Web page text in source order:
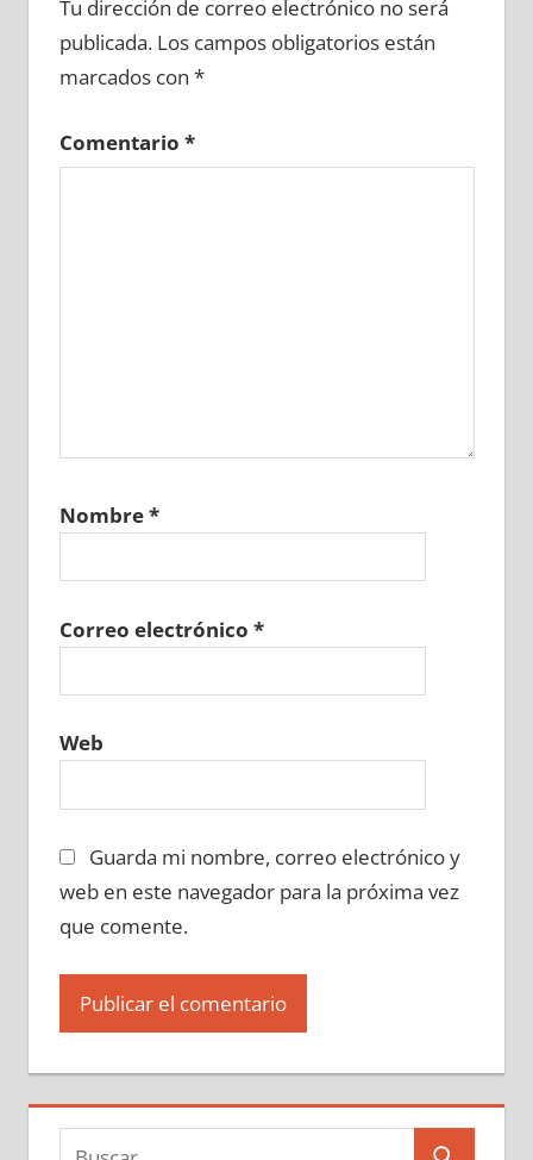
Tu dirección de correo electrónico no será
publicada. Los campos obligatorios están
marcados con *
Comentario *
Nombre*
Correo electrónico *
Web
Guarda mi nombre, correo electrónico y
web en este navegador para la próxima vez
que comente.